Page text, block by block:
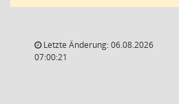
Letzte Änderung: 06.08.2026
07:00:21